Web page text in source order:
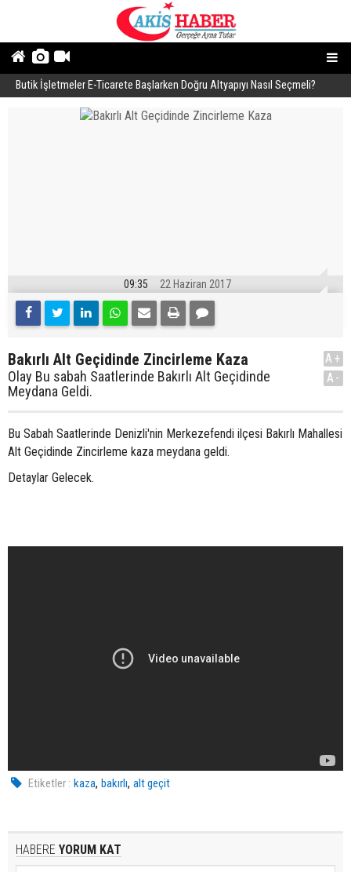
Butik İşletmeler E-Ticarete Başlarken Doğru Altyapıyı Nasıl Seçmeli?
09:35 22 Haziran 2017
Bakırlı Alt Geçidinde Zincirleme Kaza
Olay Bu sabah Saatlerinde Bakırlı Alt Geçidinde
Meydana Geldi.
A+
A-
Bu Sabah Saatlerinde Denizli'nin Merkezefendi ilçesi Bakırlı Mahallesi
Alt Geçidinde Zincirleme kaza meydana geldi.
Detaylar Gelecek.
Etiketler : kaza,bakırlı,alt geçit
HABERE YORUM KAT